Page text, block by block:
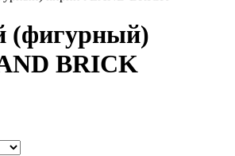
(фигурный)
BRICK